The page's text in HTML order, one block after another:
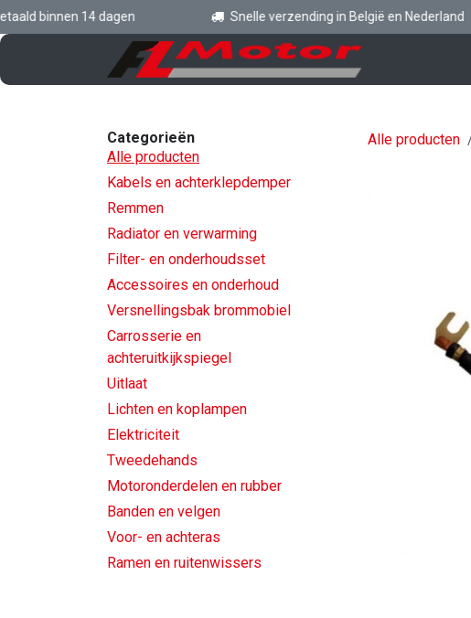
Overslaan naar inhoud
binnen 14 dagen Snelle verzending in België en Nederland
Categorieën
Alle producten
Kabels en achterklepdemper
Remmen
Radiator en verwarming
Filter- en onderhoudsset
Accessoires en onderhoud
Versnellingsbak brommobiel
Carrosserie en
achteruitkijkspiegel
Uitlaat
Lichten en koplampen
Elektriciteit
Tweedehands
Motoronderdelen en rubber
Banden en velgen
Voor- en achteras
Ramen en ruitenwissers
Alle producten